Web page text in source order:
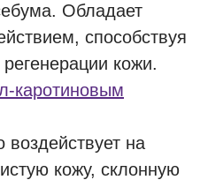
Обладает
способствуя
кожи.
каротиновым
воздействует на
кожу, склонную